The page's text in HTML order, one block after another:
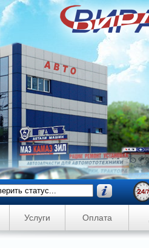
Услуги Оплата